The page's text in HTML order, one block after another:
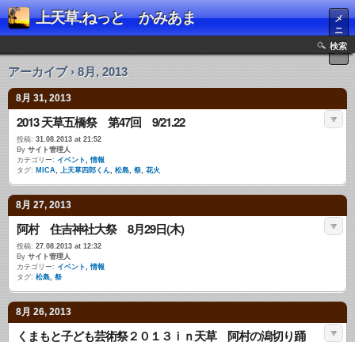
上天草.ねっと かみあま
メ
ニ
ュ
ー
検索
アーカイブ › 8月, 2013
8月 31, 2013
2013 天草五橋祭 第47回 9/21.22
投稿: 31.08.2013 at 21:52
By サイト管理人
カテゴリー: イベント,情報
タグ: MICA, 上天草四郎くん, 松島, 祭, 花火
8月 27, 2013
阿村 住吉神社大祭 8月29日(木)
投稿: 27.08.2013 at 12:32
By サイト管理人
カテゴリー: イベント,情報
タグ: 松島, 祭
8月 26, 2013
くまもと子ども芸術祭２０１３ｉｎ天草 阿村の潟切り踊